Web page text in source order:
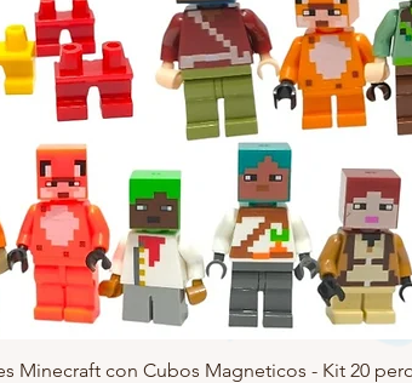
Minecraft con Cubos Magneticos - Kit 20